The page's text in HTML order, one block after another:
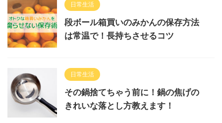
日常生活
段ボール箱買いのみかんの保存方法
は常温で！長持ちさせるコツ
日常生活
その鍋捨てちゃう前に！鍋の焦げの
きれいな落とし方教えます！